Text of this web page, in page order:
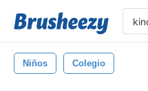
Niños Colegio